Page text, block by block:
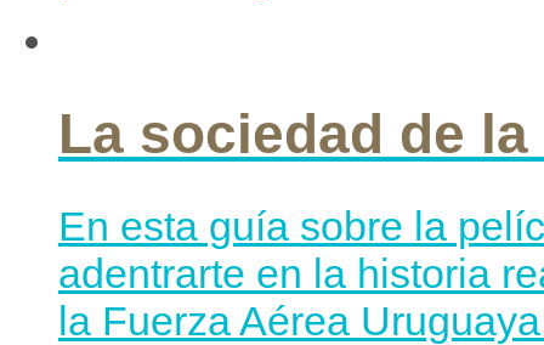
La sociedad de la
En esta guía sobre la
adentrarte en la historia
la Fuerza Aérea